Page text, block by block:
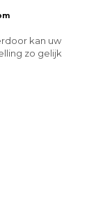
kan uw
zo gelijk